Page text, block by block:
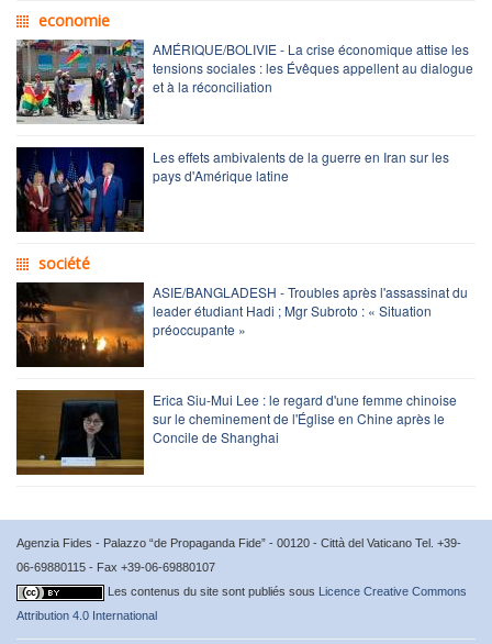
economie
AMÉRIQUE/BOLIVIE - La crise économique attise les
tensions sociales : les Évêques appellent au dialogue
et à la réconciliation
Les effets ambivalents de la guerre en Iran sur les
pays d'Amérique latine
société
ASIE/BANGLADESH - Troubles après l'assassinat du
leader étudiant Hadi ; Mgr Subroto : « Situation
préoccupante »
Erica Siu-Mui Lee : le regard d'une femme chinoise
sur le cheminement de l'Église en Chine après le
Concile de Shanghai
Agenzia Fides - Palazzo “de Propaganda Fide” - 00120 - Città del Vaticano Tel. +39-
06-69880115 - Fax +39-06-69880107
Les contenus du site sont publiés sous Licence Creative Commons
Attribution 4.0 International